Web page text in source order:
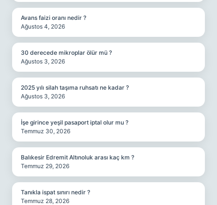
Avans faizi oranı nedir ?
Ağustos 4, 2026
30 derecede mikroplar ölür mü ?
Ağustos 3, 2026
2025 yılı silah taşıma ruhsatı ne kadar ?
Ağustos 3, 2026
İşe girince yeşil pasaport iptal olur mu ?
Temmuz 30, 2026
Balıkesir Edremit Altınoluk arası kaç km ?
Temmuz 29, 2026
Tanıkla ispat sınırı nedir ?
Temmuz 28, 2026